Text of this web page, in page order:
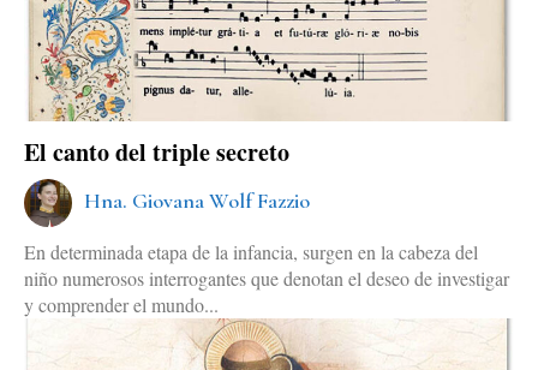
El canto del triple secreto
Hna. Giovana Wolf Fazzio
En determinada etapa de la infancia, surgen en la cabeza del
niño numerosos interrogantes que denotan el deseo de investigar
y comprender el mundo...